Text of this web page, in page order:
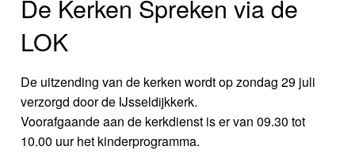
De Kerken Spreken via de
LOK
De uitzending van de kerken wordt op zondag 29 juli
verzorgd door de IJsseldijkkerk.
Voorafgaande aan de kerkdienst is er van 09.30 tot
10.00 uur het kinderprogramma.